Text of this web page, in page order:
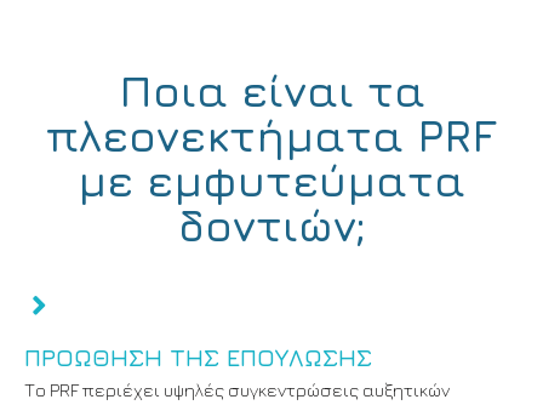
Ποια είναι τα
πλεονεκτήματα PRF
με εμφυτεύματα
δοντιών;
ΠΡΟΏΘΗΣΗ ΤΗΣ ΕΠΟΎΛΩΣΗΣ
Το PRF περιέχει υψηλές συγκεντρώσεις αυξητικών